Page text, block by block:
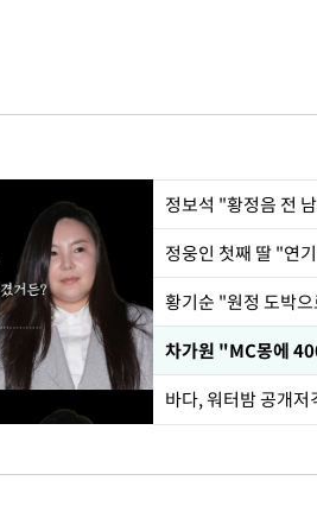
정웅인 첫째 딸 "연
황기순 "원정 도박
바다, 워터밤 공개